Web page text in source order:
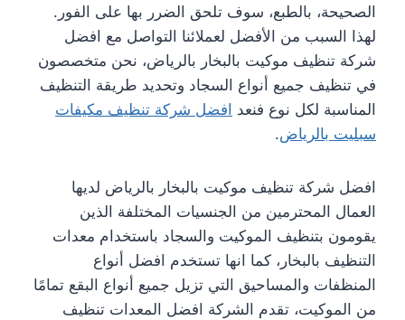
الصحيحة، بالطبع، سوف تلحق الضرر بها على الفور.
لهذا السبب من الأفضل لعملائنا التواصل مع افضل
شركة تنظيف موكيت بالبخار بالرياض، نحن متخصصون
في تنظيف جميع أنواع السجاد وتحديد طريقة التنظيف
المناسبة لكل نوع فنعد افضل شركة تنظيف مكيفات
سبليت بالرياض.
افضل شركة تنظيف موكيت بالبخار بالرياض لديها
العمال المحترمين من الجنسيات المختلفة الذين
يقومون بتنظيف الموكيت والسجاد باستخدام معدات
التنظيف بالبخار، كما انها تستخدم افضل أنواع
المنظفات والمساحيق التي تزيل جميع أنواع البقع تمامًا
من الموكيت، تقدم الشركة افضل المعدات تنظيف